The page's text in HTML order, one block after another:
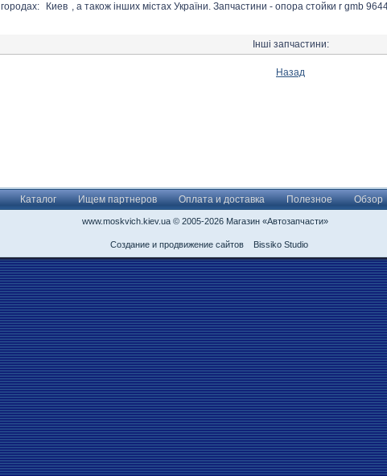
городах:
Киев , а також інших містах України. Запчастини - опора стойки r gmb
Інші запчастини:
Назад
Каталог Ищем партнеров Оплата и доставка Полезное Обзор
www.moskvich.kiev.ua © 2005-2026 Магазин «Автозапчасти»
Создание и продвижение сайтов Bissiko Studio